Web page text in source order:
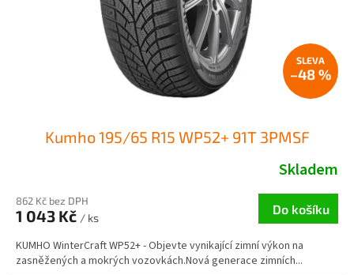
–48 %
Kumho 195/65 R15 WP52+ 91T 3PMSF
Skladem
862 Kč bez DPH
1 043 Kč / ks
Do košíku
KUMHO WinterCraft WP52+ - Objevte vynikající zimní výkon na
zasněžených a mokrých vozovkách.Nová generace zimních...